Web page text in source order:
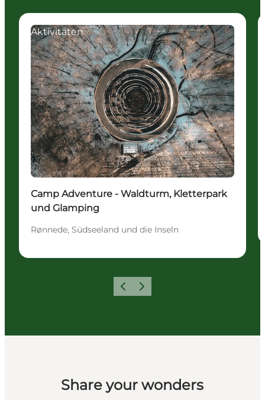
Aktivitäten
Camp Adventure - Waldturm, Kletterpark
und Glamping
Rønnede, Südseeland und die Inseln
ZurückWeiter
Share your wonders